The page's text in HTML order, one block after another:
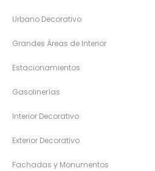
Urbano Decorativo
Grandes Áreas de Interior
Estacionamientos
Gasolinerías
Interior Decorativo
Exterior Decorativo
Fachadas y Monumentos